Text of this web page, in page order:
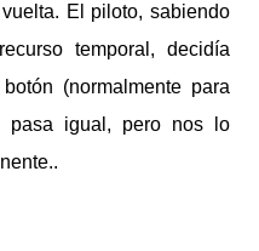
El piloto, sabiendo
temporal, decidía
(normalmente para
pasa igual, pero nos lo
.